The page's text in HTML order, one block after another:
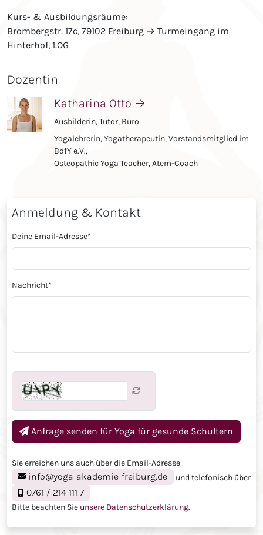
Kurs- & Ausbildungsräume:
Brombergstr. 17c, 79102 Freiburg → Turmeingang im
Hinterhof, 1.OG
Dozentin
Katharina Otto →
Ausbilderin, Tutor, Büro
Yogalehrerin, Yogatherapeutin, Vorstandsmitglied im
BdfY e.V.,
Osteopathic Yoga Teacher, Atem-Coach
Anmeldung & Kontakt
Deine Email-Adresse*
Nachricht*
Anfrage senden für Yoga für gesunde Schultern
Sie erreichen uns auch über die Email-Adresse
info@yoga-akademie-freiburg.de und telefonisch über
0761 / 214 111 7
Bitte beachten Sie unsere Datenschutzerklärung.